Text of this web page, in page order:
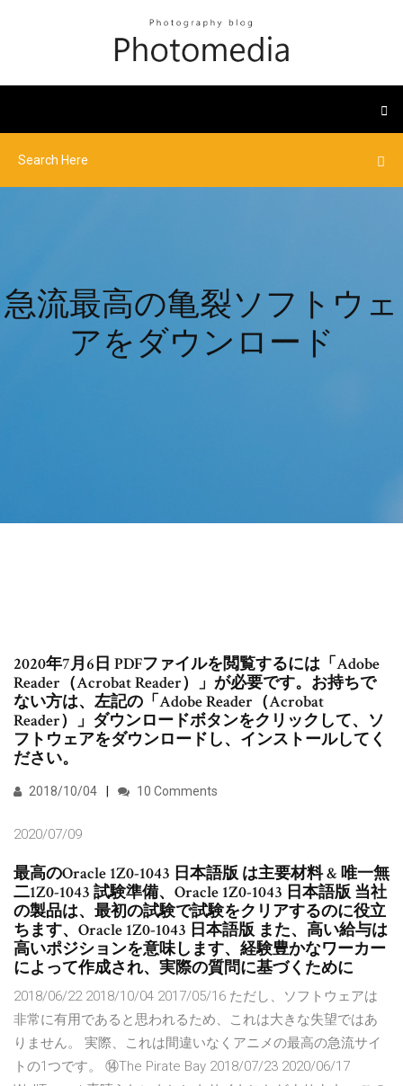
急流最高の亀裂ソフトウェ
アをダウンロード
2020年7月6日 PDFファイルを閲覧するには「Adobe
Reader（Acrobat Reader）」が必要です。お持ちで
ない方は、左記の「Adobe Reader（Acrobat
Reader）」ダウンロードボタンをクリックして、ソ
フトウェアをダウンロードし、インストールしてく
ださい。
2018/10/04 10 Comments
2020/07/09
最高のOracle 1Z0-1043 日本語版 は主要材料 & 唯一無
二1Z0-1043 試験準備、Oracle 1Z0-1043 日本語版 当社
の製品は、最初の試験で試験をクリアするのに役立
ちます、Oracle 1Z0-1043 日本語版 また、高い給与は
高いポジションを意味します、経験豊かなワーカー
によって作成され、実際の質問に基づくために
2018/06/22 2018/10/04 2017/05/16 ただし、ソフトウェアは
非常に有用であると思われるため、これは大きな失望ではあ
りません。 実際、これは間違いなくアニメの最高の急流サイ
トの1つです。 ⑭The Pirate Bay 2018/07/23 2020/06/17